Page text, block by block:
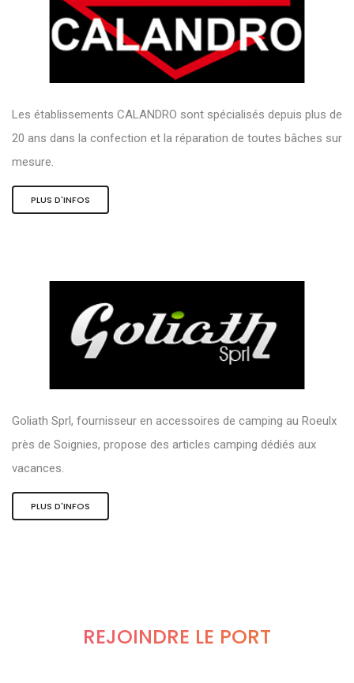
Les établissements CALANDRO sont spécialisés depuis plus de
20 ans dans la confection et la réparation de toutes bâches sur
mesure.
PLUS D'INFOS
Goliath Sprl, fournisseur en accessoires de camping au Roeulx
près de Soignies, propose des articles camping dédiés aux
vacances.
PLUS D'INFOS
REJOINDRE LE PORT